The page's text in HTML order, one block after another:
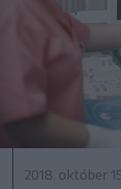
2018. október